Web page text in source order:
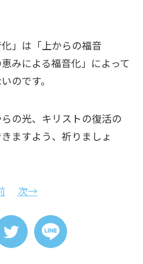
」は「上からの福音
みによる福音化」によって
のです。
の光、キリストの復活の
ますよう、祈りましょ
次→